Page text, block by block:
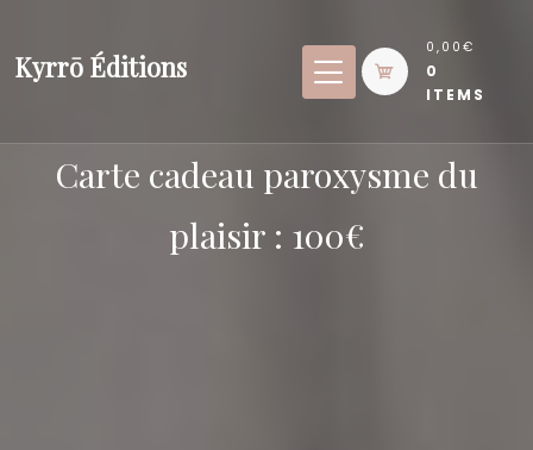
content
Kyrrō Éditions
0,00€
0
ITEMS
Carte cadeau paroxysme du
plaisir : 100€